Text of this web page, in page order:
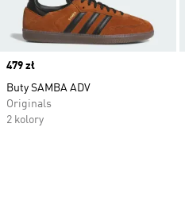
Price
479 zł
Buty SAMBA ADV
Originals
2 kolory